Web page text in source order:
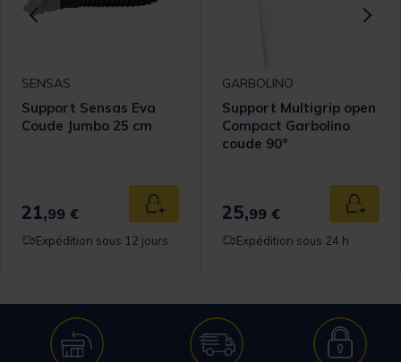
panier
SENSAS
Support Sensas Eva
Coude Jumbo 25 cm
21,99 € Ajouter au panier
Expédition sous 12 jours
GARBOLINO
Support Multigrip open
Compact Garbolino
coude 90°
25,99 €
Expédition sous 24 h